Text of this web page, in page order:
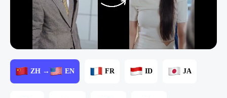
ZH → EN FR ID JA